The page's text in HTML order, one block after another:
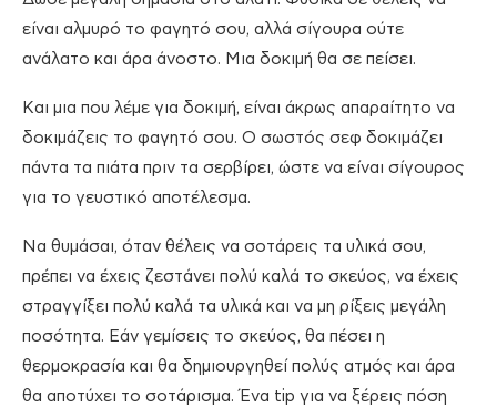
είναι αλμυρό το φαγητό σου, αλλά σίγουρα ούτε
ανάλατο και άρα άνοστο. Μια δοκιμή θα σε πείσει.
Και μια που λέμε για δοκιμή, είναι άκρως απαραίτητο να
δοκιμάζεις το φαγητό σου. Ο σωστός σεφ δοκιμάζει
πάντα τα πιάτα πριν τα σερβίρει, ώστε να είναι σίγουρος
για το γευστικό αποτέλεσμα.
Να θυμάσαι, όταν θέλεις να σοτάρεις τα υλικά σου,
πρέπει να έχεις ζεστάνει πολύ καλά το σκεύος, να έχεις
στραγγίξει πολύ καλά τα υλικά και να μη ρίξεις μεγάλη
ποσότητα. Εάν γεμίσεις το σκεύος, θα πέσει η
θερμοκρασία και θα δημιουργηθεί πολύς ατμός και άρα
θα αποτύχει το σοτάρισμα. Ένα tip για να ξέρεις πόση